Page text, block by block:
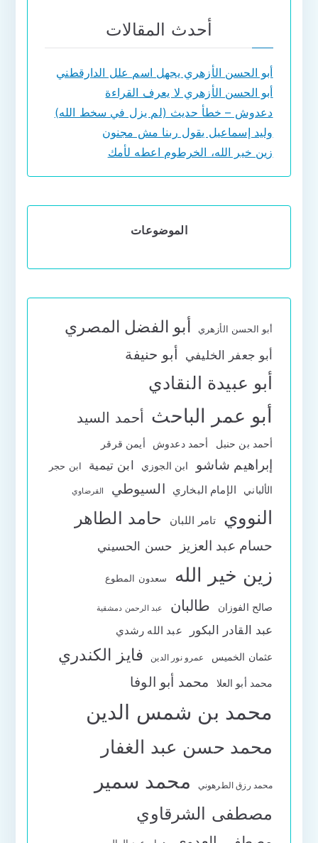
أحدث المقالات
أبو الحسن الأزهري يجهل اسم علل الدارقطني
أبو الحسن الأزهري لا يعرف القراءة
دعدوش – خطأ حديث (لم يزل في سخط الله)
وليد إسماعيل يقول ربنا مش مجنون
زين خير الله، الخرطوم اعطه لأمك
الموضوعات
أبو الحسن الأزهري أبو الفضل المصري
أبو جعفر الخليفي أبو حنيفة
أبو عبيدة النقادي
أبو عمر الباحث أحمد السيد
أحمد بن حنبل أحمد دعدوش أيمن قرقر
إبراهيم شاشو ابن الجوزي ابن تيمية ابن حجر
الألباني الإمام البخاري السيوطي القرضاوي
النووي تامر اللبان حامد الطاهر
حسام عبد العزيز حسن الحسيني
زين خير الله سعدون المطوع
صالح الفوزان طالبان عبد الرحمن دمشقية
عبد القادر البكور عبد الله رشدي
عثمان الخميس عمرو نور الدين فايز الكندري
محمد أبو العلا محمد أبو الوفا
محمد بن شمس الدين
محمد حسن عبد الغفار
محمد رزق الطرهوني محمد سمير
مصطفى الشرقاوي